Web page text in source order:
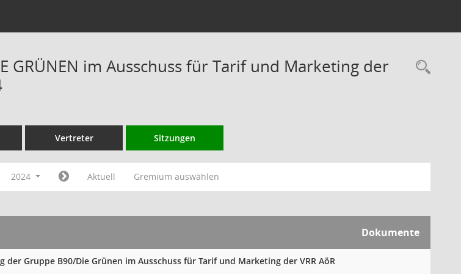
GRÜNEN im Ausschuss für Tarif und Marketing der
Vertreter Sitzungen
2024 Aktuell Gremium auswählen
Dokumente
Gruppe B90/Die Grünen im Ausschuss für Tarif und Marketing der VRR AöR